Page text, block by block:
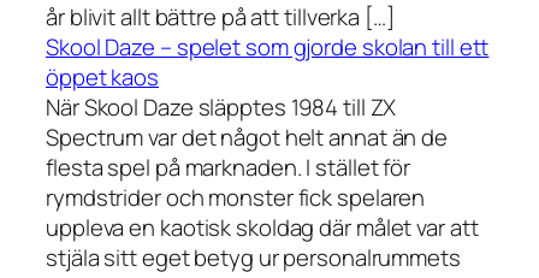
år blivit allt bättre på att tillverka […]
Skool Daze – spelet som gjorde skolan till ett
öppet kaos
När Skool Daze släpptes 1984 till ZX
Spectrum var det något helt annat än de
flesta spel på marknaden. I stället för
rymdstrider och monster fick spelaren
uppleva en kaotisk skoldag där målet var att
stjäla sitt eget betyg ur personalrummets